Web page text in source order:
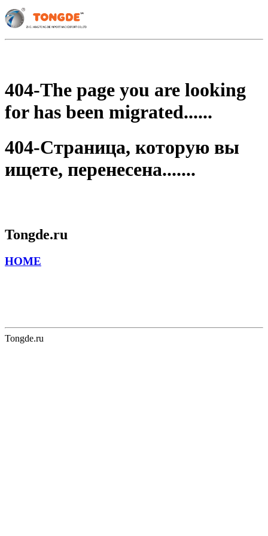
404-The page you are looking
for has been migrated......
404-Страница, которую вы
ищете, перенесена.......
Tongde.ru
HOME
Tongde.ru